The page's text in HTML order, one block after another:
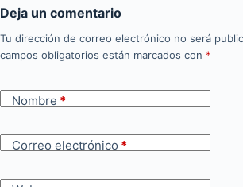
Deja un comentario
Tu dirección de correo electrónico no será
campos obligatorios están marcados con *
Nombre *
Correo electrónico *